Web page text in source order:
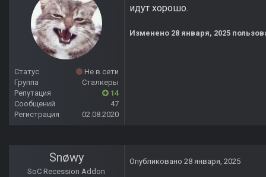
Статус
Не в сети
Группа
Сталкеры
Репутация
14
Сообщений
47
Регистрация
02.08.2020
идут хорошо.
Изменено 28 января, 2025
Snøwy
SoC Recession Addon
Опубликовано 28 января, 2025